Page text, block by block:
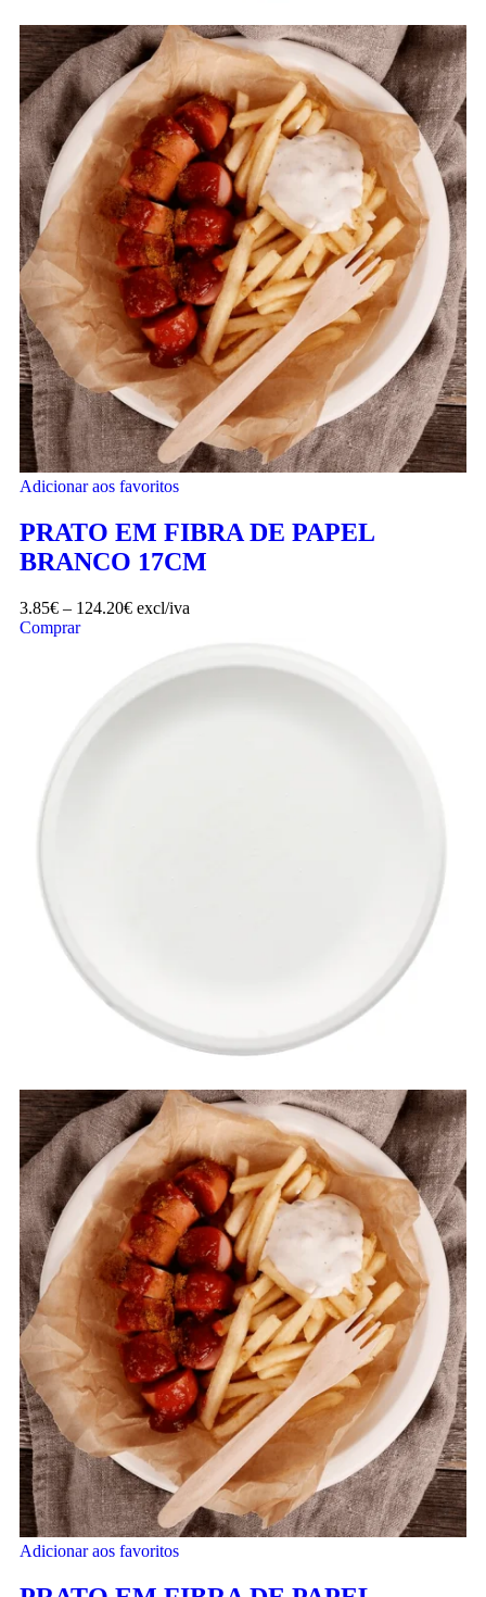
Adicionar aos favoritos
PRATO EM FIBRA DE PAPEL
BRANCO 17CM
3.85€ – 124.20€ excl/iva
Comprar
Adicionar aos favoritos